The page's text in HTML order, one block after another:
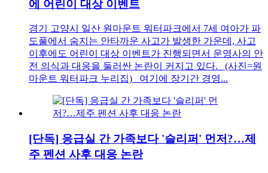
에 어린이 대상 이벤트
경기 고양시 일산 원마운트 워터파크에서 7세 여아가 파
도풀에서 숨지는 안타까운 사고가 발생한 가운데, 사고
이후에도 어린이 대상 이벤트가 진행되면서 운영사의 안
전 의식과 대응을 둘러싼 논란이 커지고 있다. (사진=원
마운트 워터파크 누리집) 여기에 장기간 경영...
[단독] 응급실 간 가족보다 '슬리퍼' 먼저?…제
주 펜션 사후 대응 논란